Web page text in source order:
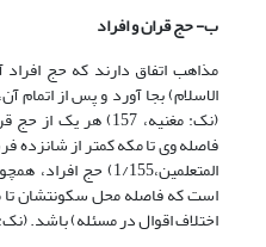
ب- حج قران و افراد
مذاهب اتفاق دارند که حج
الاسلام) بجا آورد و پس از
(نک: مغنیه، 157)
فاصله وی تا مکه کمتر از شانزده
المتعلمین،1/155)
اختلاف اقوال در مسئله) باشد. (نک: نجفی،